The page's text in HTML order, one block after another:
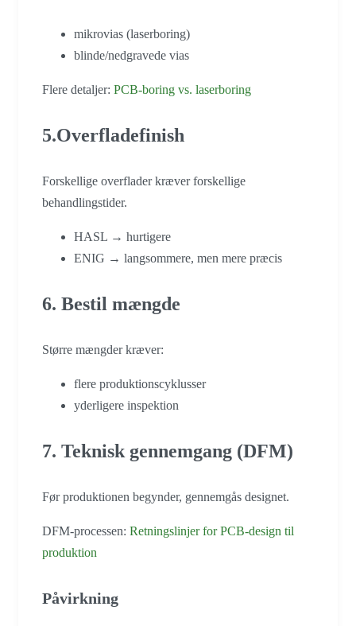
mikrovias (laserboring)
blinde/nedgravede vias
Flere detaljer: PCB-boring vs. laserboring
5.Overfladefinish
Forskellige overflader kræver forskellige
behandlingstider.
HASL → hurtigere
ENIG → langsommere, men mere præcis
6. Bestil mængde
Større mængder kræver:
flere produktionscyklusser
yderligere inspektion
7. Teknisk gennemgang (DFM)
Før produktionen begynder, gennemgås designet.
DFM-processen: Retningslinjer for PCB-design til
produktion
Påvirkning